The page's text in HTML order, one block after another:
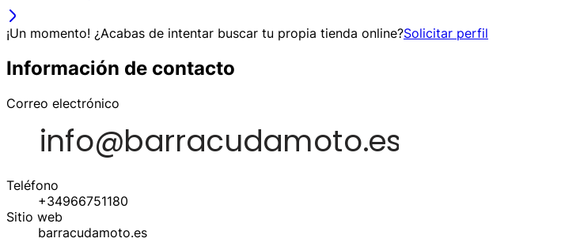
¡Un momento! ¿Acabas de intentar buscar tu propia tienda online?Solicitar perfil
Información de contacto
Correo electrónico
Teléfono
+34966751180
Sitio web
barracudamoto.es